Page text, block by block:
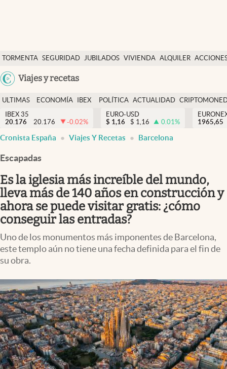
TORMENTA SEGURIDAD JUBILADOS VIVIENDA ALQUILER
USA
Viajes y recetas
Economía y finanzas
Política
Actualidad
Criptomonedas
España
ULTIMAS
NOTICIAS
ECONOMÍA
FINANZAS
IBEX
EURO
POLÍTICA ACTUALIDAD
IBEX 35
20.176
20.176 -0.02%
EURO-USD
$ 1,16 $ 1,16 0.01%
1965,65
Cronista España Viajes Y Recetas Barcelona
Escapadas
Es la iglesia más increíble del mundo,
lleva más de 140 años en construcción y
ahora se puede visitar gratis: ¿cómo
conseguir las entradas?
Uno de los monumentos más imponentes de Barcelona,
este templo aún no tiene una fecha definida para el fin de
su obra.